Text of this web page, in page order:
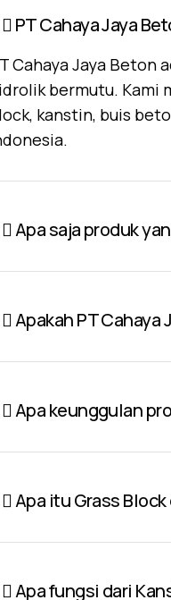
PT Cahaya Jaya
Cahaya Jaya Beton
bermutu. Kami
kanstin, buis
Apa saja produk
Apakah PT
Apa keunggulan
Apa itu Grass
Apa fungsi dari